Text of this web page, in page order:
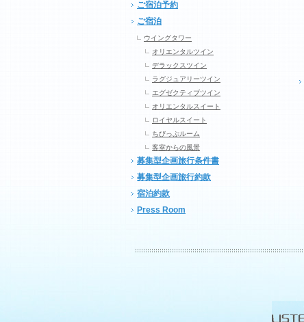
ご宿泊予約
ご宿泊
ウイングタワー
オリエンタルツイン
デラックスツイン
ラグジュアリーツイン
エグゼクティブツイン
オリエンタルスイート
ロイヤルスイート
ちびっぷルーム
客室からの風景
募集型企画旅行条件書
募集型企画旅行約款
宿泊約款
Press Room